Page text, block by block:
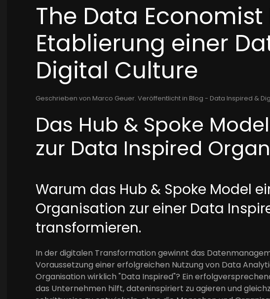
The Data Economist
Etablierung einer
Digital Culture
Geschrieben von Marco Geuer. Veröffentlicht in Blog - Data Inspired &
Das Hub & Spoke
zur Data Inspired
Warum das Hub & Spoke Model
Organisation zur einer Data
transformieren.
In der digitalen Transformation gewinnt das
Voraussetzung einer erfolgreichen Nutzung von Data
Organisation wirklich "Data Inspired"? Ein
das Unternehmen hilft, dateninspiriert zu agieren und